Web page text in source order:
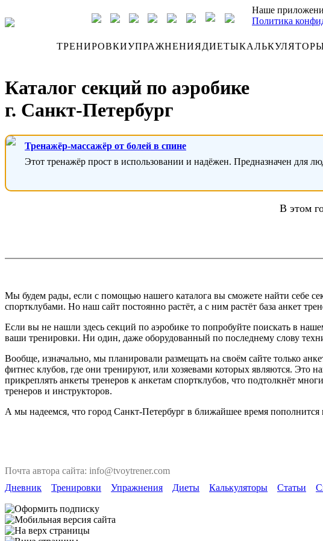
Наше
Политика
ТРЕНИРОВКИУПРАЖНЕНИЯДИЕТЫ
Каталог секций по аэробике
г. Санкт-Петербург
Тренажёр-массажёр от болей в спине
Этот тренажёр прост в использовании и надёжен. Предназначен для
В этом
Мы будем рады, если с помощью нашего каталога вы сможете найти себе
спортклубами. Но наш сайт постоянно растёт, а с ним растёт база анкет
Если вы не нашли здесь секций по аэробике то попробуйте поискать в
ваши тренировки. Ни один, даже оборудованный по последнему слову
Вообще, изначально, мы планировали размещать на своём сайте только
фитнес клубов, где они тренируют, или хозяевами которых являются. Это
прикреплять анкеты тренеров к анкетам спортклубов, что подтолкнёт
тренеров и инструкторов.
А мы надеемся, что город Санкт-Петербург в ближайшее время
Почта автора сайта: info@tvoytrener.com
Дневник
Тренировки Упражнения Диеты Калькуляторы Статьи